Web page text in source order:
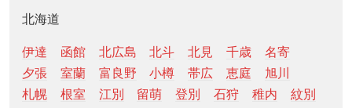
北海道
伊達 函館 北広島 北斗 北見 千歳
名寄
夕張
室蘭 富良野 小樽 帯広 恵庭
旭川
札幌
根室 江別 留萌 登別 石狩 稚内
紋別